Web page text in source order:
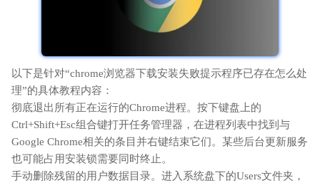
以下是针对“chrome浏览器下载安装失败提示程序已存在怎么处
理”的具体教程内容：
彻底退出所有正在运行的Chrome进程。按下键盘上的
Ctrl+Shift+Esc组合键打开任务管理器，在进程列表中找到与
Google Chrome相关的条目并右键结束它们。某些后台更新服务
也可能占用安装锁需要同时终止。
手动删除残留的用户数据目录。进入系统盘下的Users文件夹，